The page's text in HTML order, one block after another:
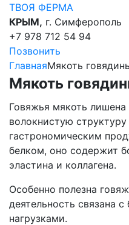
ТВОЯ ФЕРМА
КРЫМ, г. Симферополь
+7 978 712 54 94
Позвонить
ГлавнаяМякоть
Мякоть
Говяжья мякоть лишена
волокнистую
гастрономическим
белком, оно содержит
эластина и коллагена.
Особенно полезна
деятельность связана
нагрузками.